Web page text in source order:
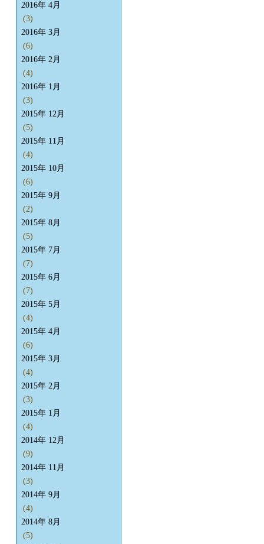
2016年 4月
(3)
2016年 3月
(6)
2016年 2月
(4)
2016年 1月
(3)
2015年 12月
(5)
2015年 11月
(4)
2015年 10月
(6)
2015年 9月
(2)
2015年 8月
(5)
2015年 7月
(7)
2015年 6月
(7)
2015年 5月
(4)
2015年 4月
(6)
2015年 3月
(4)
2015年 2月
(3)
2015年 1月
(4)
2014年 12月
(9)
2014年 11月
(3)
2014年 9月
(4)
2014年 8月
(5)